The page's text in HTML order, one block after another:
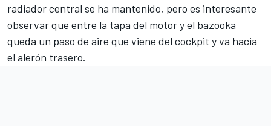
radiador central se ha mantenido, pero es interesante
observar que entre la tapa del motor y el bazooka
queda un paso de aire que viene del cockpit y va hacia
el alerón trasero.